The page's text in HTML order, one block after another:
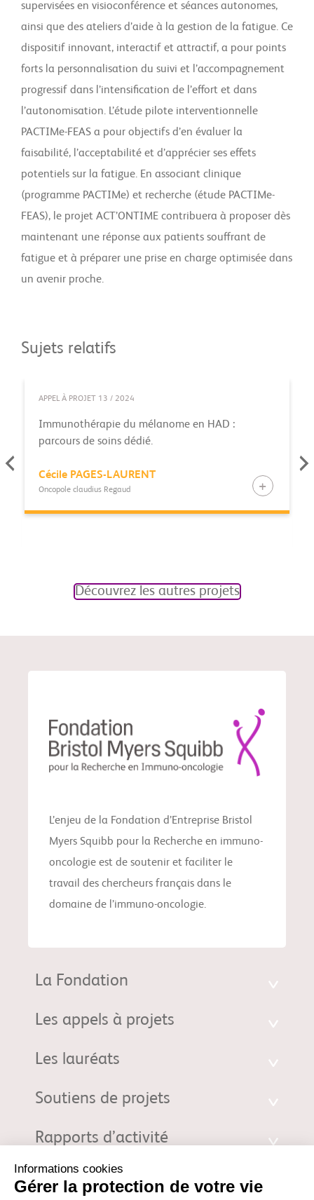
supervisées en visioconférence et séances autonomes,
ainsi que des ateliers d’aide à la gestion de la fatigue. Ce
dispositif innovant, interactif et attractif, a pour points
forts la personnalisation du suivi et l’accompagnement
progressif dans l’intensification de l’effort et dans
l’autonomisation. L’étude pilote interventionnelle
PACTIMe-FEAS a pour objectifs d’en évaluer la
faisabilité, l’acceptabilité et d’apprécier ses effets
potentiels sur la fatigue. En associant clinique
(programme PACTIMe) et recherche (étude PACTIMe-
FEAS), le projet ACT’ONTIME contribuera à proposer dès
maintenant une réponse aux patients souffrant de
fatigue et à préparer une prise en charge optimisée dans
un avenir proche.
Sujets relatifs
APPEL À PROJET 13 / 2024
Immunothérapie du mélanome en HAD :
parcours de soins dédié.
Cécile PAGES-LAURENT
Oncopole claudius Regaud
Découvrez les autres projets
L’enjeu de la Fondation d’Entreprise Bristol
Myers Squibb pour la Recherche en immuno-
oncologie est de soutenir et faciliter le
travail des chercheurs français dans le
domaine de l’immuno-oncologie.
La Fondation
Les appels à projets
Les lauréats
Soutiens de projets
Rapports d’activité
Fondation d'entreprise Bristol-Myers Squibb pour la Recherche en
Immuno-Oncologie. 3 Rue Joseph Monier - 92500 Rueil-Malmaison |